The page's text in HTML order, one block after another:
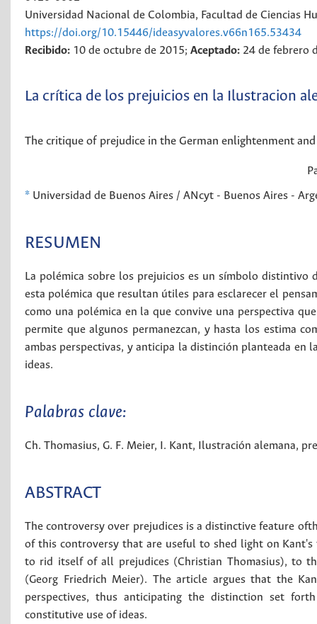
Universidad Nacional de Colombia, Facultad de Ciencias
https://doi.org/10.15446/ideasyvalores.v66n165.53434
Recibido: 10 de octubre de 2015; Aceptado: 24 de febrero
La crítica de los prejuicios en la Ilustracion
The critique of prejudice in the German enlightenment
* Universidad de Buenos Aires / ANcyt - Buenos Aires -
RESUMEN
La polémica sobre los prejuicios es un símbolo
esta polémica que resultan útiles para esclarecer el
como una polémica en la que convive una perspectiva
permite que algunos permanezcan, y hasta los estima
ambas perspectivas, y anticipa la distinción planteada
ideas.
Palabras clave:
Ch. Thomasius, G. F. Meier, I. Kant, Ilustración alemana,
ABSTRACT
The controversy over prejudices is a distinctive feature
of this controversy that are useful to shed light on
to rid itself of all prejudices (Christian Thomasius), to
(Georg Friedrich Meier). The article argues that the
perspectives, thus anticipating the distinction set
constitutive use of ideas.